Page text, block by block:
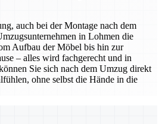
auch bei der Montage nach dem
in Lohmen die
Aufbau der Möbel bis hin zur
– alles wird fachgerecht und in
Sie sich nach dem Umzug direkt
ohne selbst die Hände in die